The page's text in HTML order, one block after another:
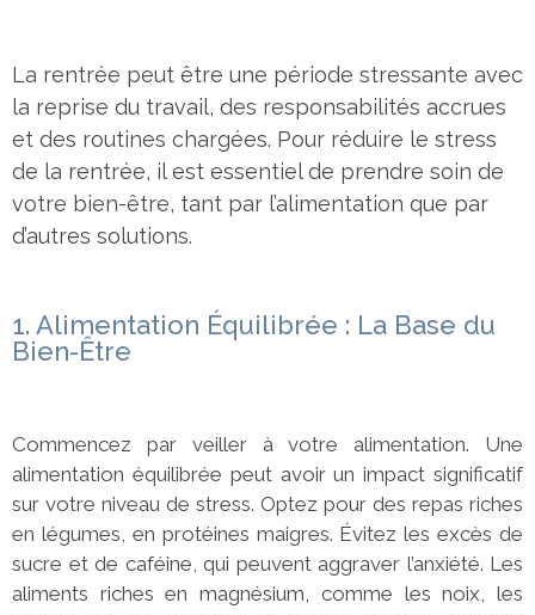
La rentrée peut être une période stressante avec
la reprise du travail, des responsabilités accrues
et des routines chargées. Pour réduire le stress
de la rentrée, il est essentiel de prendre soin de
votre bien-être, tant par l’alimentation que par
d’autres solutions.
1. Alimentation Équilibrée : La Base du
Bien-Être
Commencez par veiller à votre alimentation. Une
alimentation équilibrée peut avoir un impact significatif
sur votre niveau de stress. Optez pour des repas riches
en légumes, en protéines maigres. Évitez les excès de
sucre et de caféine, qui peuvent aggraver l’anxiété. Les
aliments riches en magnésium, comme les noix, les